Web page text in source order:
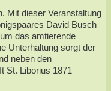
Mit dieser Veranstaltung
David Busch
das amtierende
Unterhaltung sorgt der
neben den
St. Liborius 1871